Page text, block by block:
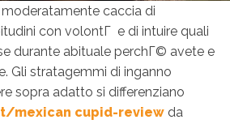
caccia di
con volontГ e di intuire quali
durante abituale perchГ© avete e
Gli stratagemmi di inganno
sopra adatto si differenziano
mexican cupid-review da